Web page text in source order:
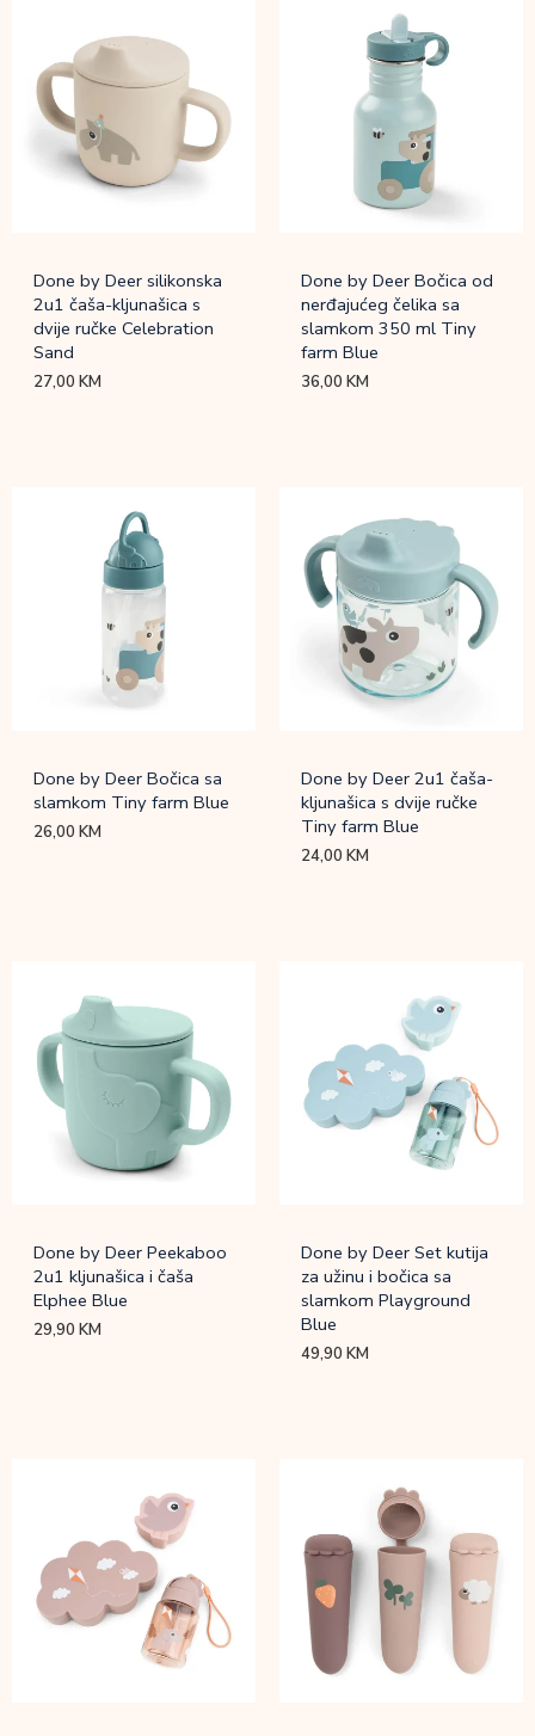
Done by Deer silikonska
2u1 čaša-kljunašica s
dvije ručke Celebration
Sand
27,00KM
Done by Deer Bočica od
nerđajućeg čelika sa
slamkom 350 ml Tiny
farm Blue
36,00KM
Done by Deer Bočica sa
slamkom Tiny farm Blue
26,00KM
Done by Deer 2u1 čaša-
kljunašica s dvije ručke
Tiny farm Blue
24,00KM
Done by Deer Peekaboo
2u1 kljunašica i čaša
Elphee Blue
29,90KM
Done by Deer Set kutija
za užinu i bočica sa
slamkom Playground
Blue
49,90KM